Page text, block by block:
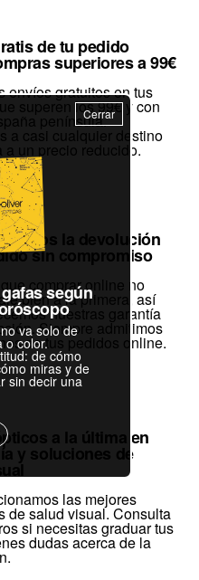
de tu pedido
superiores a 99€
envíos gratuitos en tus
superen los 99€ y con
península.
a casi cualquier destino
a un precio reducido.
la devolución
sin compromiso
comprar online no
bien a la primera, así
nuestras garantía
Siempre admitimos
de tus pedidos online.
a la última en
y soluciones de
las mejores
de salud visual. Consulta
si necesitas graduar tus
dudas acerca de la
Cerrar
según
va solo de
o color.
de cómo
miras y de
sin decir una